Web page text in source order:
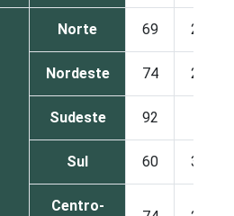
Norte 69 27
Nordeste 74 25
Sudeste 92
Sul 60 37
Centro-